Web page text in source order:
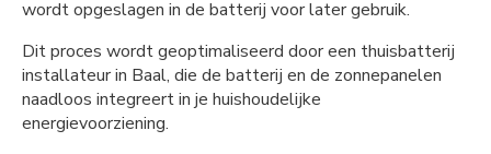
wordt opgeslagen in de batterij voor later gebruik.
Dit proces wordt geoptimaliseerd door een thuisbatterij
installateur in Baal, die de batterij en de zonnepanelen
naadloos integreert in je huishoudelijke
energievoorziening.